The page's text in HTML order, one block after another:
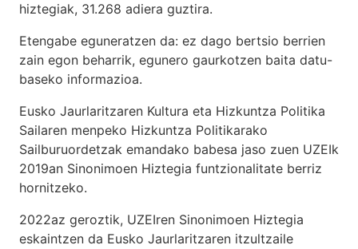
hiztegiak, 31.268 adiera guztira.
Etengabe eguneratzen da: ez dago bertsio berrien
zain egon beharrik, egunero gaurkotzen baita datu-
baseko informazioa.
Eusko Jaurlaritzaren Kultura eta Hizkuntza Politika
Sailaren menpeko Hizkuntza Politikarako
Sailburuordetzak emandako babesa jaso zuen UZEIk
2019an Sinonimoen Hiztegia funtzionalitate berriz
hornitzeko.
2022az geroztik, UZEIren Sinonimoen Hiztegia
eskaintzen da Eusko Jaurlaritzaren itzultzaile